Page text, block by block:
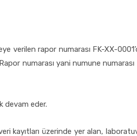
verilen rapor numarası FK-XX-
numarası yani numune numarası
devam eder.
kayıtları üzerinde yer alan,